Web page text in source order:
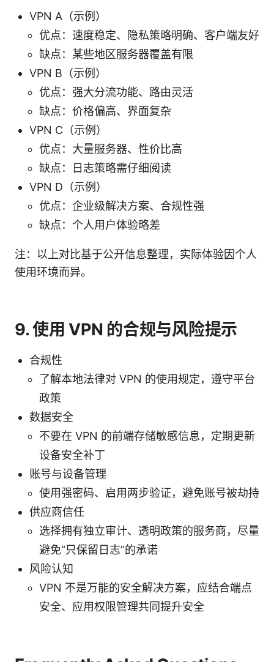
VPN A（示例）
优点：速度稳定、隐私策略明确、客户端友好
缺点：某些地区服务器覆盖有限
VPN B（示例）
优点：强大分流功能、路由灵活
缺点：价格偏高、界面复杂
VPN C（示例）
优点：大量服务器、性价比高
缺点：日志策略需仔细阅读
VPN D（示例）
优点：企业级解决方案、合规性强
缺点：个人用户体验略差
注：以上对比基于公开信息整理，实际体验因个人
使用环境而异。
9. 使用 VPN 的合规与风险提示
合规性
了解本地法律对 VPN 的使用规定，遵守平台
政策
数据安全
不要在 VPN 的前端存储敏感信息，定期更新
设备安全补丁
账号与设备管理
使用强密码、启用两步验证，避免账号被劫持
供应商信任
选择拥有独立审计、透明政策的服务商，尽量
避免“只保留日志”的承诺
风险认知
VPN 不是万能的安全解决方案，应结合端点
安全、应用权限管理共同提升安全